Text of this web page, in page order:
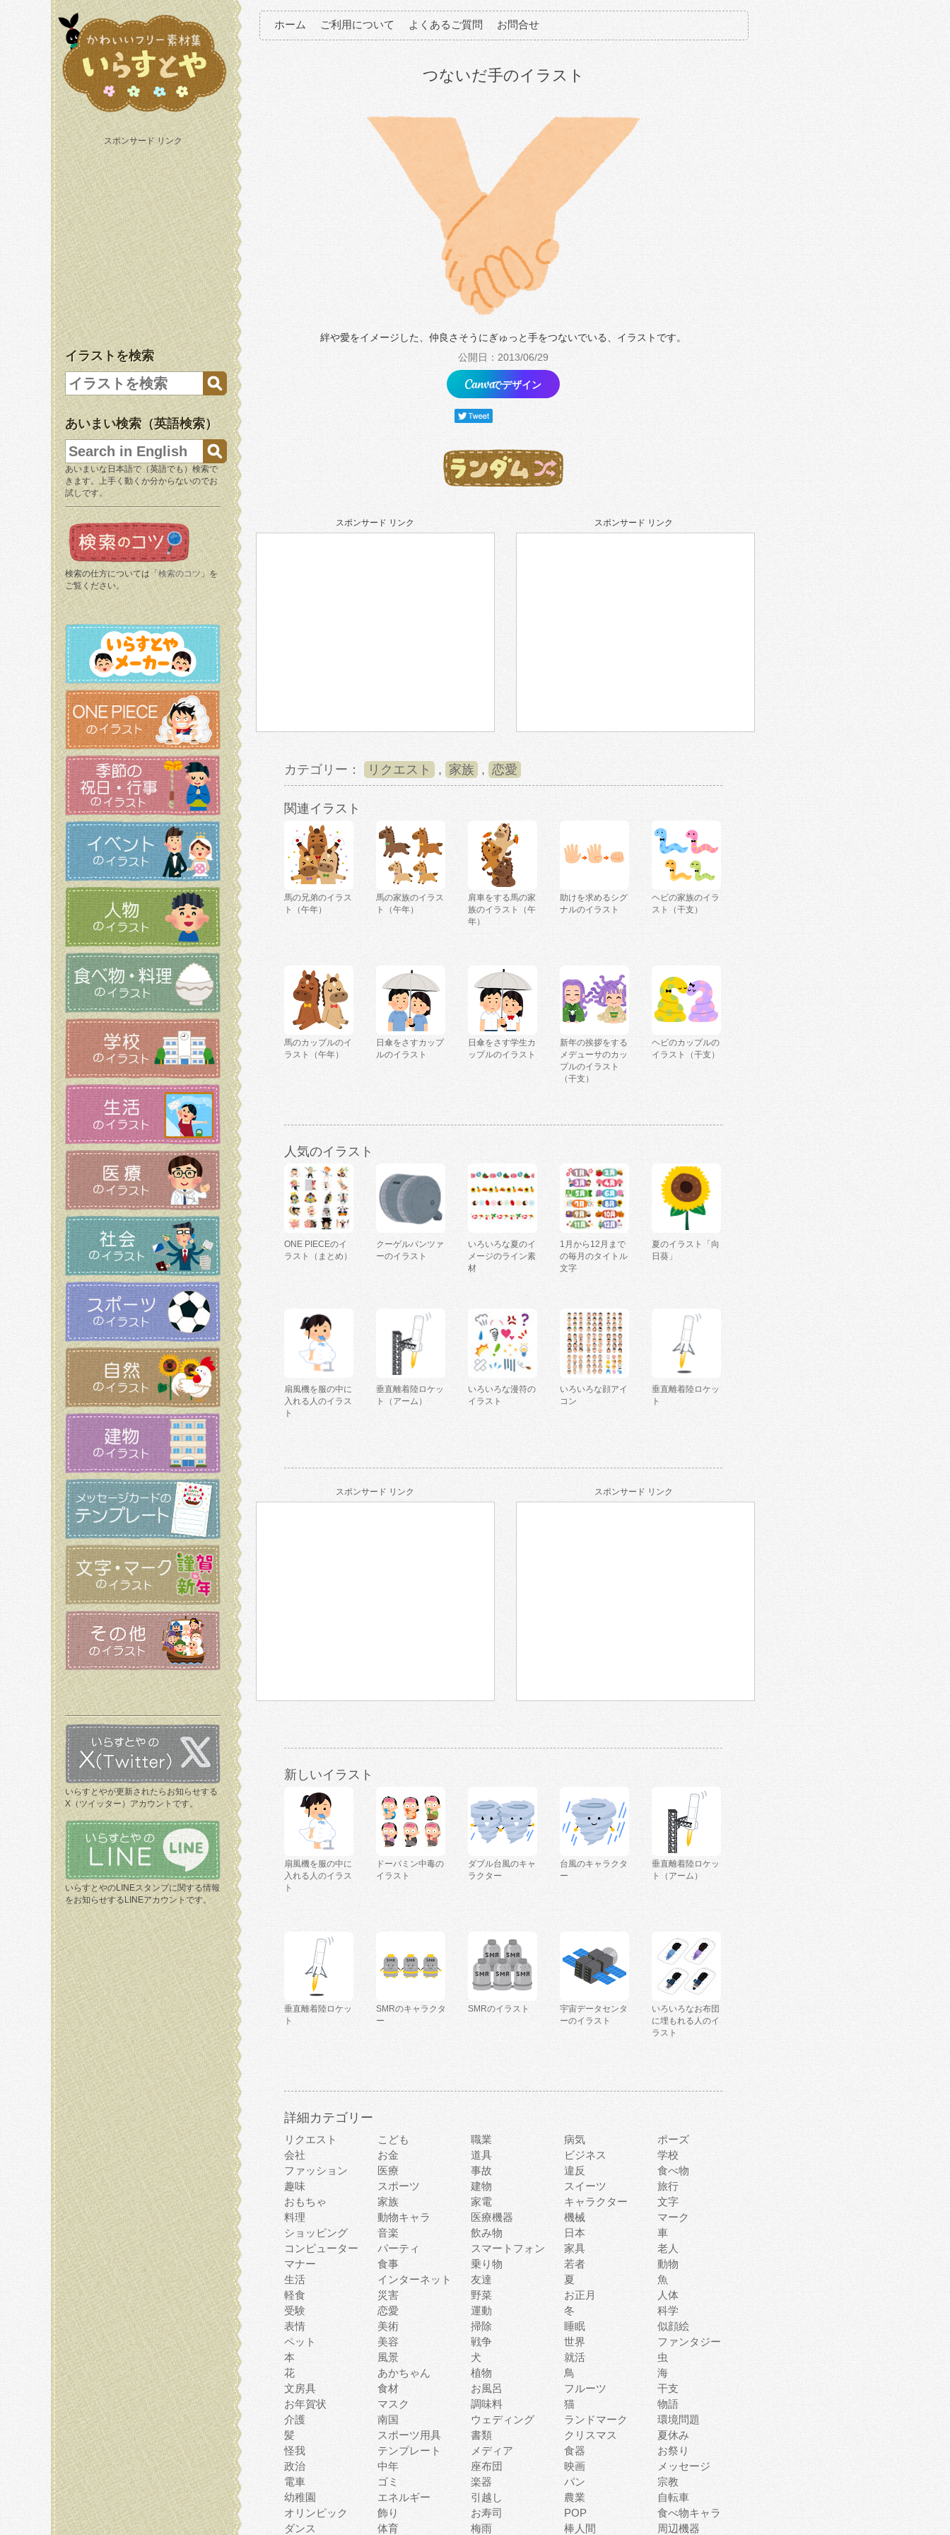
スポンサード リンク
イラストを検索
あいまい検索（英語検索）
あいまいな日本語で（英語でも）検索で
きます。上手く動くか分からないのでお
試しです。
検索の仕方については「 検索のコツ 」を
ご覧ください。
いらすとやが更新されたらお知らせする
X（ツイッター）アカウントです。
いらすとやのLINEスタンプに関する情報
をお知らせするLINEアカウントです。
ホーム ご利用について よくあるご質問 お問合せ
つないだ手のイラスト
絆や愛をイメージした、仲良さそうにぎゅっと手をつないでいる、イラストです。
公開日：2013/06/29
でデザイン
スポンサード リンク スポンサード リンク
カテゴリー： リクエスト , 家族 , 恋愛
関連イラスト
馬の兄弟のイラス
ト（午年）
馬の家族のイラス
ト（午年）
肩車をする馬の家
族のイラスト（午
年）
助けを求めるシグ
ナルのイラスト
ヘビの家族のイラ
スト（干支）
馬のカップルのイ
ラスト（午年）
日傘をさすカップ
ルのイラスト
日傘をさす学生カ
ップルのイラスト
新年の挨拶をする
メデューサのカッ
プルのイラスト
（干支）
ヘビのカップルの
イラスト（干支）
人気のイラスト
ONE PIECEのイ
ラスト（まとめ）
クーゲルパンツァ
ーのイラスト
いろいろな夏のイ
メージのライン素
材
1月から12月まで
の毎月のタイトル
文字
夏のイラスト「向
日葵」
扇風機を服の中に
入れる人のイラス
ト
垂直離着陸ロケッ
ト（アーム）
いろいろな漫符の
イラスト
いろいろな顔アイ
コン
垂直離着陸ロケッ
ト
スポンサード リンク スポンサード リンク
新しいイラスト
扇風機を服の中に
入れる人のイラス
ト
ドーパミン中毒の
イラスト
ダブル台風のキャ
ラクター
台風のキャラクタ
ー
垂直離着陸ロケッ
ト（アーム）
垂直離着陸ロケッ
ト
SMRのキャラクタ
ー
SMRのイラスト
宇宙データセンタ
ーのイラスト
いろいろなお布団
に埋もれる人のイ
ラスト
詳細カテゴリー
リクエスト こども 職業 病気
ポーズ
会社
お金 道具 ビジネス
学校
ファッション
医療 事故 違反
食べ物
趣味
スポーツ 建物 スイーツ
旅行
おもちゃ
家族 家電 キャラクター
文字
料理
動物キャラ 医療機器 機械
マーク
ショッピング
音楽 飲み物 日本
車
コンピューター
パーティ スマートフォン 家具
老人
マナー
食事 乗り物 若者
動物
生活
インターネット 友達 夏
魚
軽食
災害 野菜 お正月
人体
受験
恋愛 運動 冬
科学
表情
美術 掃除 睡眠
似顔絵
ペット
美容 戦争 世界
ファンタジー
本
風景 犬 就活
虫
花
あかちゃん 植物 鳥
海
文房具
食材 お風呂 フルーツ
干支
お年賀状
マスク 調味料 猫
物語
介護
南国 ウェディング ランドマーク
環境問題
髪
スポーツ用具 書類 クリスマス
夏休み
怪我
テンプレート メディア 食器
お祭り
政治
中年 座布団 映画
メッセージ
電車
ゴミ 楽器 パン
宗教
幼稚園
エネルギー 引越し 農業
自転車
オリンピック
飾り お寿司 POP
食べ物キャラ
ダンス
体育 梅雨 棒人間 周辺機器